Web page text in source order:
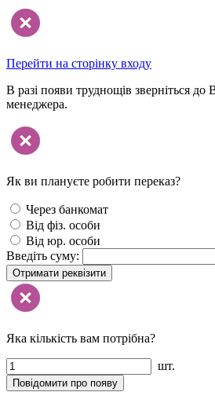
Перейти на сторінку входу
В разі появи труднощів зверніться
менеджера.
Як ви плануєте робити переказ?
Через банкомат
Від фіз. особи
Від юр. особи
Введіть суму:
Отримати реквізити
Яка кількість вам потрібна?
шт.
Повідомити про появу